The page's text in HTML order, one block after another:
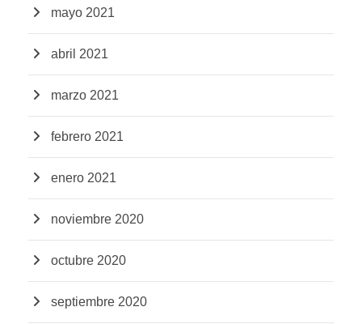
mayo 2021
abril 2021
marzo 2021
febrero 2021
enero 2021
noviembre 2020
octubre 2020
septiembre 2020